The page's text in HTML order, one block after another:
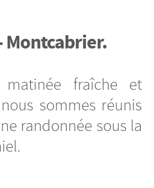
Montcabrier.
matinée fraîche et
sommes réunis
randonnée sous la